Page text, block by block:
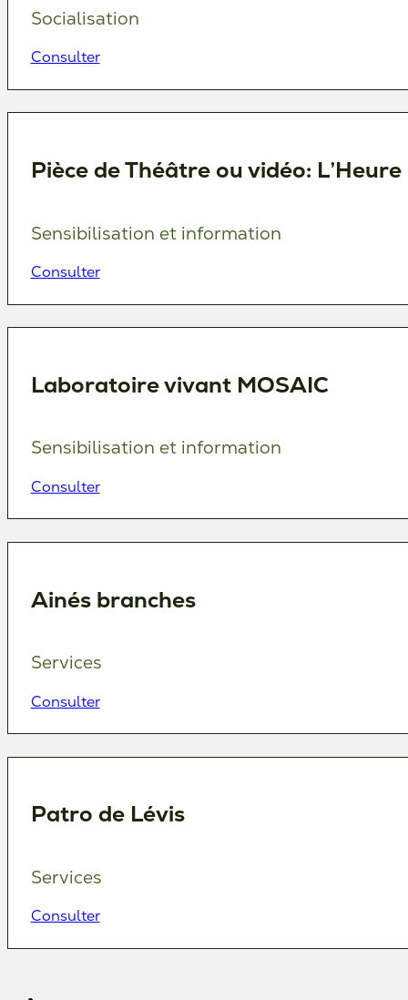
Socialisation
Consulter
Pièce de Théâtre ou vidéo:
Sensibilisation et information
Consulter
Laboratoire vivant MOSAIC
Sensibilisation et information
Consulter
Ainés branches
Services
Consulter
Patro de Lévis
Services
Consulter